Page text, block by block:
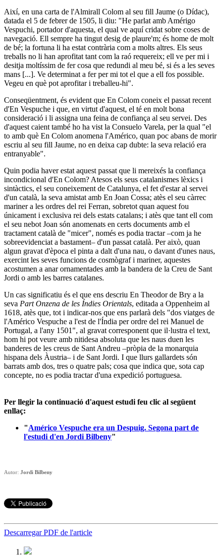
Així, en una carta de l'Almirall Colom al seu fill Jaume (o Dídac),
datada el 5 de febrer de 1505, li diu: "He parlat amb Amérigo
Vespuchi, portador d'aquesta, el qual ve aquí cridat sobre coses de
navegació. Ell sempre ha tingut desig de plaure'm; és home de molt
de bé; la fortuna li ha estat contrària com a molts altres. Els seus
treballs no li han aprofitat tant com la raó requereix; ell ve per mi i
desitja moltíssim de fer cosa que redundi al meu bé, si és a les seves
mans [...]. Ve determinat a fer per mi tot el que a ell fos possible.
Vegeu en què pot aprofitar i treballeu-hi".
Conseqüentment, és evident que En Colom coneix el passat recent
d'En Vespuche i que, en virtut d'aquest, el té en molt bona
consideració i li assigna una feina de confiança al seu servei. Des
d'aquest caient també ho ha vist la Consuelo Varela, per la qual "el
to amb què En Colom anomena l'Américo, quan poc abans de morir
escriu al seu fill Jaume, no en deixa cap dubte: la seva relació era
entranyable".
Quin podia haver estat aquest passat que li mereixés la confiança
incondicional d'En Colom? Atesos els seus catalanismes lèxics i
sintàctics, el seu coneixement de Catalunya, el fet d'estar al servei
d'un català, la seva amistat amb En Joan Cossa; atès el seu càrrec
mariner a les ordres del rei Ferran, sobretot quan aquest fou
únicament i exclusiva rei dels estats catalans; i atès que tant ell com
el seu nebot Joan són anomenats en certs documents amb el
tractament català de "micer", només es podia tractar –com ja he
sobreevidenciat a bastament– d'un passat català. Per això, quan
algun gravat d'època el pinta a dalt d'una nau, o davant d'unes naus,
exercint les seves funcions de cosmògraf i mariner, aquestes
acostumen a anar ornamentades amb la bandera de la Creu de Sant
Jordi o amb les barres catalanes.
Un cas significatiu és el que ens descriu En Theodor de Bry a la
seva Part Onzena de les Índies Orientals, editada a Oppenheim al
1618, atès que, tot i indicar-nos que ens parlarà dels "dos viatges de
l'Américo Vespuche a l'est de l'Índia per ordre del rei Manuel de
Portugal, a l'any 1501", al gravat corresponent que il·lustra el text,
hom hi pot veure amb nitidesa absoluta que les naus duen les
banderes de les creus de Sant Andreu –pròpia de la monarquia
hispana dels Àustria– i de Sant Jordi. I que llurs gallardets són
barrats amb dos, tres o quatre pals; cosa que indica que, sota cap
concepte, no es podia tractar d'una expedició portuguesa.
Per llegir la continuació d'aquest estudi feu clic al següent
enllaç:
"Américo Vespuche era un Despuig. Segona part de
l'estudi d'en Jordi Bilbeny"
Autor: Jordi Bilbeny
Descarregar PDF de l'article